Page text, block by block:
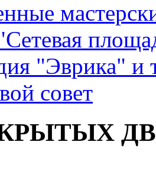
"Эврика" и
совет